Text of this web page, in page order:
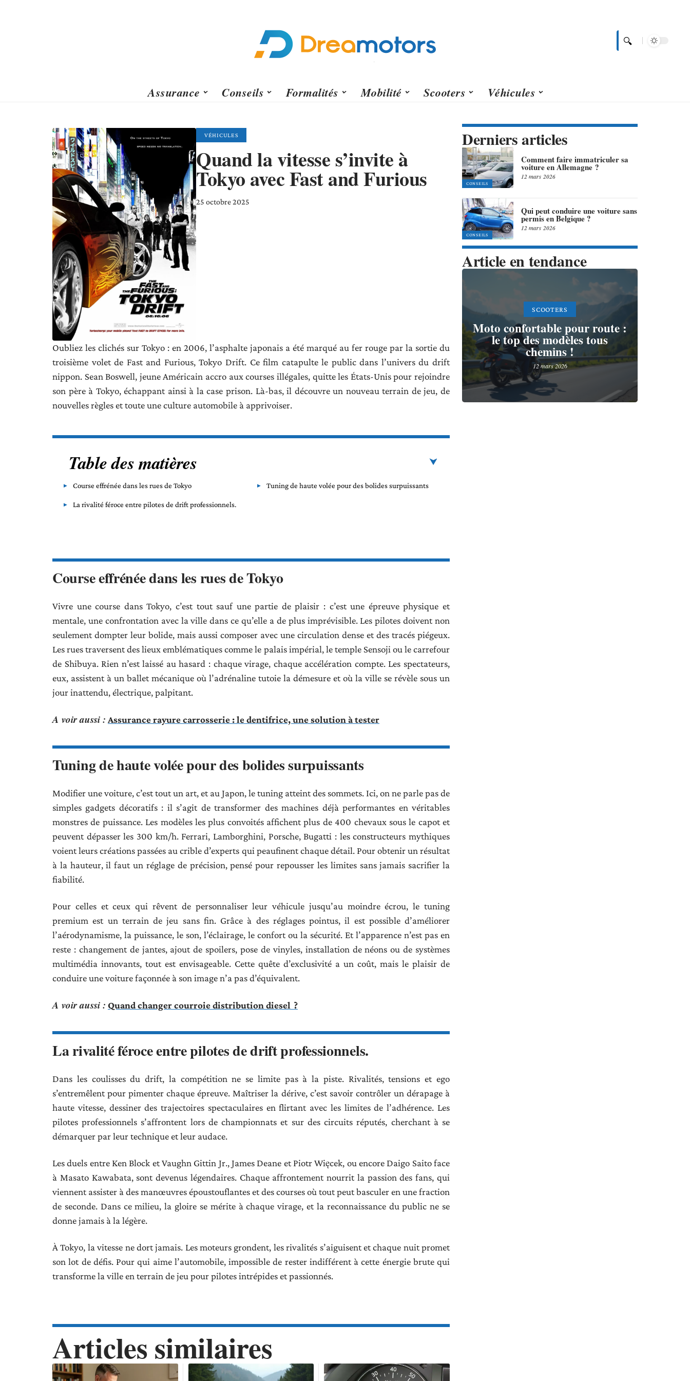
Assurance Conseils Formalités Mobilité Scooters Véhicules
VÉHICULES
Quand la vitesse s’invite à
Tokyo avec Fast and Furious
25 octobre 2025
Oubliez les clichés sur Tokyo : en 2006, l’asphalte japonais a été marqué au fer rouge par la sortie du
troisième volet de Fast and Furious, Tokyo Drift. Ce film catapulte le public dans l’univers du drift
nippon. Sean Boswell, jeune Américain accro aux courses illégales, quitte les États-Unis pour rejoindre
son père à Tokyo, échappant ainsi à la case prison. Là-bas, il découvre un nouveau terrain de jeu, de
nouvelles règles et toute une culture automobile à apprivoiser.
Table des matières
Course effrénée dans les rues de Tokyo Tuning de haute volée pour des bolides surpuissants
La rivalité féroce entre pilotes de drift professionnels.
Course effrénée dans les rues de Tokyo
Vivre une course dans Tokyo, c’est tout sauf une partie de plaisir : c’est une épreuve physique et
mentale, une confrontation avec la ville dans ce qu’elle a de plus imprévisible. Les pilotes doivent non
seulement dompter leur bolide, mais aussi composer avec une circulation dense et des tracés piégeux.
Les rues traversent des lieux emblématiques comme le palais impérial, le temple Sensoji ou le carrefour
de Shibuya. Rien n’est laissé au hasard : chaque virage, chaque accélération compte. Les spectateurs,
eux, assistent à un ballet mécanique où l’adrénaline tutoie la démesure et où la ville se révèle sous un
jour inattendu, électrique, palpitant.
A voir aussi : Assurance rayure carrosserie : le dentifrice, une solution à tester
Tuning de haute volée pour des bolides surpuissants
Modifier une voiture, c’est tout un art, et au Japon, le tuning atteint des sommets. Ici, on ne parle pas de
simples gadgets décoratifs : il s’agit de transformer des machines déjà performantes en véritables
monstres de puissance. Les modèles les plus convoités affichent plus de 400 chevaux sous le capot et
peuvent dépasser les 300 km/h. Ferrari, Lamborghini, Porsche, Bugatti : les constructeurs mythiques
voient leurs créations passées au crible d’experts qui peaufinent chaque détail. Pour obtenir un résultat
à la hauteur, il faut un réglage de précision, pensé pour repousser les limites sans jamais sacrifier la
fiabilité.
Pour celles et ceux qui rêvent de personnaliser leur véhicule jusqu’au moindre écrou, le tuning
premium est un terrain de jeu sans fin. Grâce à des réglages pointus, il est possible d’améliorer
l’aérodynamisme, la puissance, le son, l’éclairage, le confort ou la sécurité. Et l’apparence n’est pas en
reste : changement de jantes, ajout de spoilers, pose de vinyles, installation de néons ou de systèmes
multimédia innovants, tout est envisageable. Cette quête d’exclusivité a un coût, mais le plaisir de
conduire une voiture façonnée à son image n’a pas d’équivalent.
A voir aussi : Quand changer courroie distribution diesel ?
La rivalité féroce entre pilotes de drift professionnels.
Dans les coulisses du drift, la compétition ne se limite pas à la piste. Rivalités, tensions et ego
s’entremêlent pour pimenter chaque épreuve. Maîtriser la dérive, c’est savoir contrôler un dérapage à
haute vitesse, dessiner des trajectoires spectaculaires en flirtant avec les limites de l’adhérence. Les
pilotes professionnels s’affrontent lors de championnats et sur des circuits réputés, cherchant à se
démarquer par leur technique et leur audace.
Les duels entre Ken Block et Vaughn Gittin Jr., James Deane et Piotr Więcek, ou encore Daigo Saito face
à Masato Kawabata, sont devenus légendaires. Chaque affrontement nourrit la passion des fans, qui
viennent assister à des manœuvres époustouflantes et des courses où tout peut basculer en une fraction
de seconde. Dans ce milieu, la gloire se mérite à chaque virage, et la reconnaissance du public ne se
donne jamais à la légère.
À Tokyo, la vitesse ne dort jamais. Les moteurs grondent, les rivalités s’aiguisent et chaque nuit promet
son lot de défis. Pour qui aime l’automobile, impossible de rester indifférent à cette énergie brute qui
transforme la ville en terrain de jeu pour pilotes intrépides et passionnés.
Articles similaires
Derniers articles
CONSEILS
Comment faire immatriculer sa
voiture en Allemagne ?
12 mars 2026
CONSEILS
Qui peut conduire une voiture sans
permis en Belgique ?
12 mars 2026
Article en tendance
SCOOTERS
Moto confortable pour route :
le top des modèles tous
chemins !
12 mars 2026